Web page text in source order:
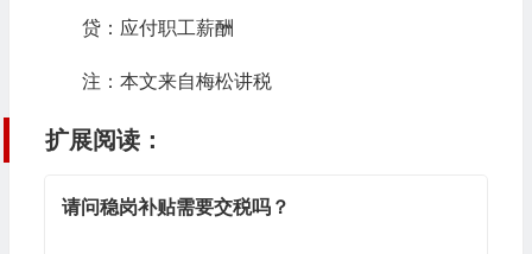
贷：应付职工薪酬
注：本文来自梅松讲税
扩展阅读：
请问稳岗补贴需要交税吗？